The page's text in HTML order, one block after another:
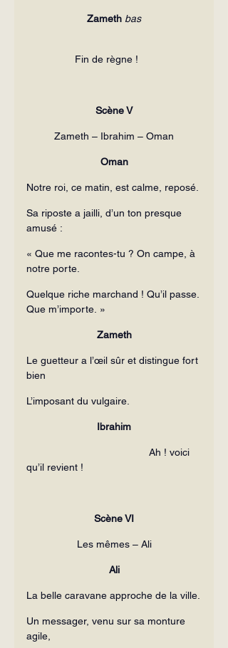
Zameth bas
Fin de règne !
Scène V
Zameth – Ibrahim – Oman
Oman
Notre roi, ce matin, est calme, reposé.
Sa riposte a jailli, d’un ton presque
amusé :
« Que me racontes-tu ? On campe, à
notre porte.
Quelque riche marchand ! Qu’il passe.
Que m’importe. »
Zameth
Le guetteur a l’œil sûr et distingue fort
bien
L’imposant du vulgaire.
Ibrahim
Ah ! voici
qu’il revient !
Scène VI
Les mêmes – Ali
Ali
La belle caravane approche de la ville.
Un messager, venu sur sa monture
agile,